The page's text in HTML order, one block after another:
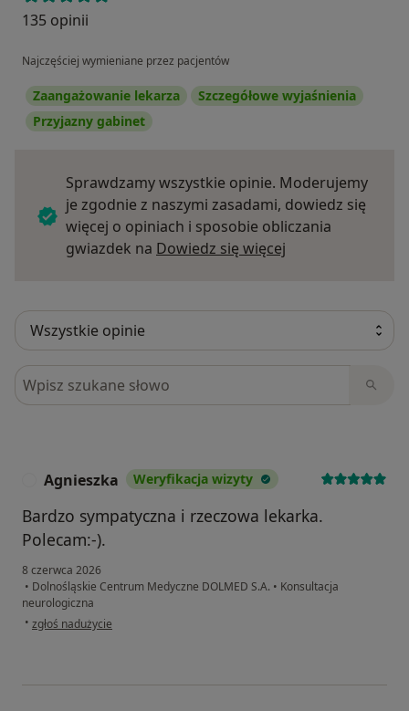
135 opinii
Najczęściej wymieniane przez pacjentów
Zaangażowanie lekarza
Szczegółowe wyjaśnienia
Przyjazny gabinet
Sprawdzamy wszystkie opinie. Moderujemy
je zgodnie z naszymi zasadami, dowiedz się
więcej o opiniach i sposobie obliczania
gwiazdek na Dowiedz się więcej
Szukaj w opiniach
Agnieszka Weryfikacja wizyty
Bardzo sympatyczna i rzeczowa lekarka.
Polecam:-).
8 czerwca 2026
• Dolnośląskie Centrum Medyczne DOLMED S.A. • Konsultacja
neurologiczna
• w opinii użytkownika Agnieszka
zgłoś nadużycie